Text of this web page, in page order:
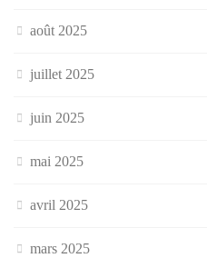
août 2025
juillet 2025
juin 2025
mai 2025
avril 2025
mars 2025